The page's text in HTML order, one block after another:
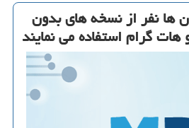
ها نفر از نسخه های بدون
هات گرام استفاده می نمایند